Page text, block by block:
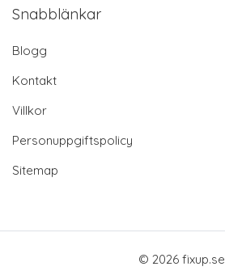
Snabblänkar
Blogg
Kontakt
Villkor
Personuppgiftspolicy
Sitemap
© 2026 fixup.se